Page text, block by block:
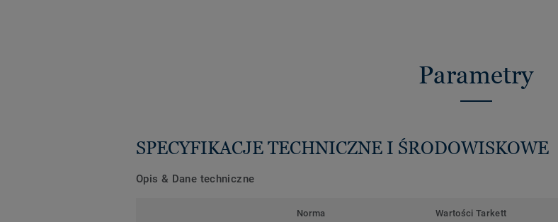
Parametry
SPECYFIKACJE TECHNICZNE I ŚRODOWISKOWE
Opis & Dane techniczne
Norma Wartości Tarkett